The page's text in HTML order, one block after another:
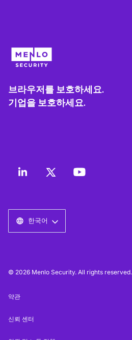
브라우저를 보호하세요.
기업을 보호하세요.
한국어
© 2026 Menlo Security. All rights reserved.
약관
신뢰 센터